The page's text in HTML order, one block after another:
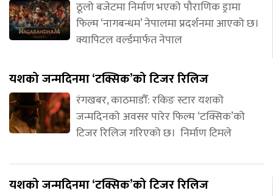
ठूलो बजेटमा निर्माण भएको पौराणिक ड्रामा
फिल्म ‘नागबन्धम’ नेपालमा प्रदर्शनमा आएको छ।
क्यापिटल वर्ल्डमार्फत नेपाल
यशको जन्मदिनमा ‘टक्सिक’को टिजर रिलिज
रंगखबर, काठमाडौँ: रकिङ स्टार यशको
जन्मदिनको अवसर पारेर फिल्म ‘टक्सिक’को
टिजर रिलिज गरिएको छ। निर्माण टिमले
यशको जन्मदिनमा ‘टक्सिक’को टिजर रिलिज